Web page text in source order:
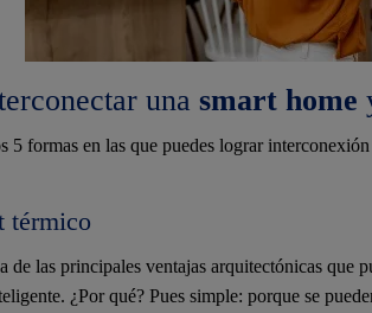
unasmart home
5 formas en las que puedes lograr
térmico
de las principales ventajas arquitectónicas que
¿Por qué? Pues simple: porque se